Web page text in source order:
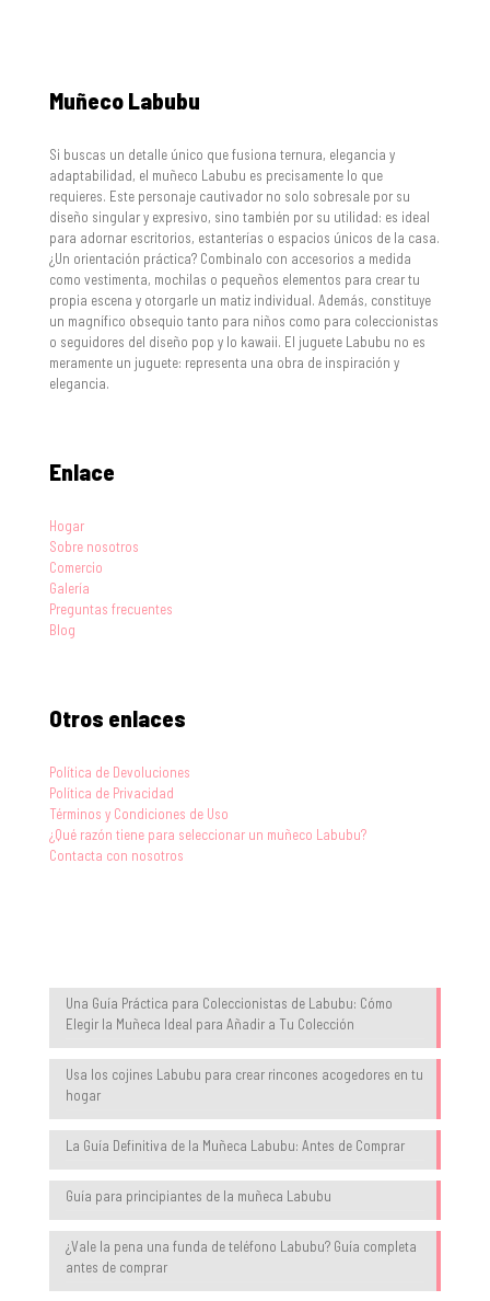
Muñeco Labubu
Si buscas un detalle único que fusiona ternura, elegancia y
adaptabilidad, el muñeco Labubu es precisamente lo que
requieres. Este personaje cautivador no solo sobresale por su
diseño singular y expresivo, sino también por su utilidad: es ideal
para adornar escritorios, estanterías o espacios únicos de la casa.
¿Un orientación práctica? Combinalo con accesorios a medida
como vestimenta, mochilas o pequeños elementos para crear tu
propia escena y otorgarle un matiz individual. Además, constituye
un magnífico obsequio tanto para niños como para coleccionistas
o seguidores del diseño pop y lo kawaii. El juguete Labubu no es
meramente un juguete: representa una obra de inspiración y
elegancia.
Enlace
Hogar
Sobre nosotros
Comercio
Galería
Preguntas frecuentes
Blog
Otros enlaces
Política de Devoluciones
Política de Privacidad
Términos y Condiciones de Uso
¿Qué razón tiene para seleccionar un muñeco Labubu?
Contacta con nosotros
Una Guía Práctica para Coleccionistas de Labubu: Cómo
Elegir la Muñeca Ideal para Añadir a Tu Colección
Usa los cojines Labubu para crear rincones acogedores en tu
hogar
La Guía Definitiva de la Muñeca Labubu: Antes de Comprar
Guía para principiantes de la muñeca Labubu
¿Vale la pena una funda de teléfono Labubu? Guía completa
antes de comprar